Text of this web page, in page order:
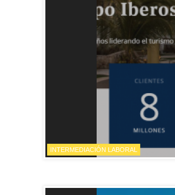
INTERMEDIACIÓN LABORAL